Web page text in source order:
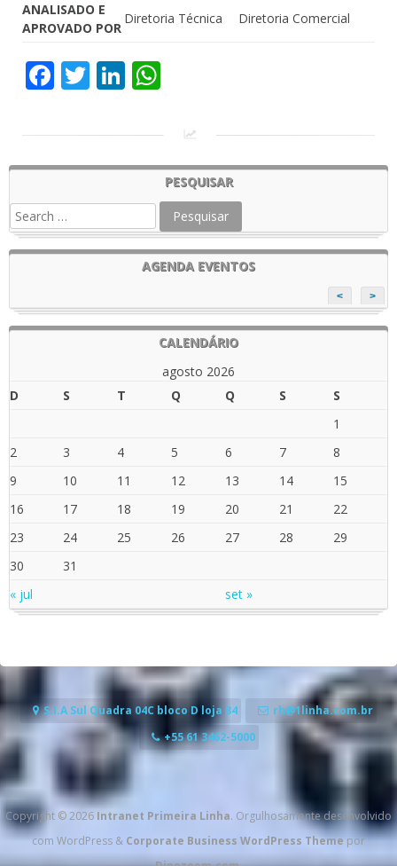
ANALISADO E
APROVADO POR
Diretoria Técnica Diretoria Comercial
Facebook
TwitterLinkedIn
PESQUISAR
AGENDA EVENTOS
< >
CALENDÁRIO
agosto 2026
D
S T Q Q S
S
1
2
3 4 5 6 7
8
9
10 11 12 13 14
15
16
17 18 19 20 21
22
23
24 25 26 27 28
29
30
31
« jul
set »
S.I.A Sul Quadra 04C bloco D loja 84
rh@1linha.com.br
+55 61 3462-5000
Copyright © 2026 Intranet Primeira Linha. Orgulhosamente desenvolvido
com WordPress & Corporate Business WordPress Theme por